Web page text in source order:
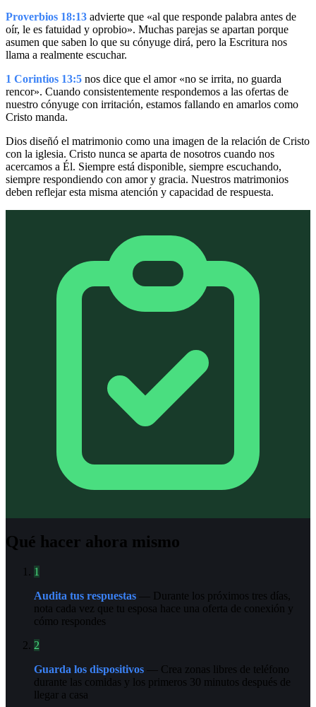
Proverbios 18:13 advierte que «al que responde palabra antes de
oír, le es fatuidad y oprobio». Muchas parejas se apartan porque
asumen que saben lo que su cónyuge dirá, pero la Escritura nos
llama a realmente escuchar.
1 Corintios 13:5 nos dice que el amor «no se irrita, no guarda
rencor». Cuando consistentemente respondemos a las ofertas de
nuestro cónyuge con irritación, estamos fallando en amarlos como
Cristo manda.
Dios diseñó el matrimonio como una imagen de la relación de Cristo
con la iglesia. Cristo nunca se aparta de nosotros cuando nos
acercamos a Él. Siempre está disponible, siempre escuchando,
siempre respondiendo con amor y gracia. Nuestros matrimonios
deben reflejar esta misma atención y capacidad de respuesta.
Qué hacer ahora mismo
1
Audita tus respuestas — Durante los próximos tres días,
nota cada vez que tu esposa hace una oferta de conexión y
cómo respondes
2
Guarda los dispositivos — Crea zonas libres de teléfono
durante las comidas y los primeros 30 minutos después de
llegar a casa